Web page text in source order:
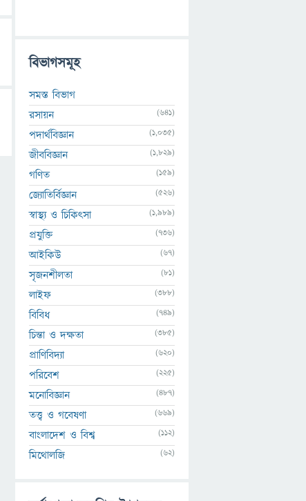
বিভাগসমূহ
সমস্ত বিভাগ
রসায়ন
(641)
পদার্থবিজ্ঞান (1,035)
জীববিজ্ঞান (1,829)
গণিত (159)
জ্যোতির্বিজ্ঞান (526)
স্বাস্থ্য ও চিকিৎসা (1,989)
প্রযুক্তি (736)
আইকিউ (67)
সৃজনশীলতা (81)
লাইফ (388)
বিবিধ (749)
চিন্তা ও দক্ষতা (385)
প্রাণিবিদ্যা (620)
পরিবেশ (225)
মনোবিজ্ঞান (487)
তত্ত্ব ও গবেষণা (669)
বাংলাদেশ ও বিশ্ব (112)
মিথোলজি (62)